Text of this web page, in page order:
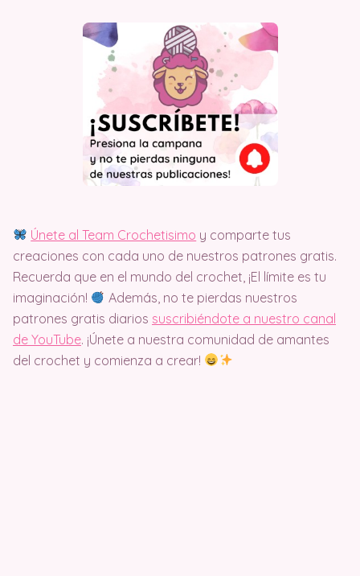
Únete al Team Crochetisimo y comparte tus
creaciones con cada uno de nuestros patrones gratis.
Recuerda que en el mundo del crochet, ¡El límite es tu
imaginación!
Además, no te pierdas nuestros
patrones gratis diarios suscribiéndote a nuestro canal
de YouTube. ¡Únete a nuestra comunidad de amantes
del crochet y comienza a crear!